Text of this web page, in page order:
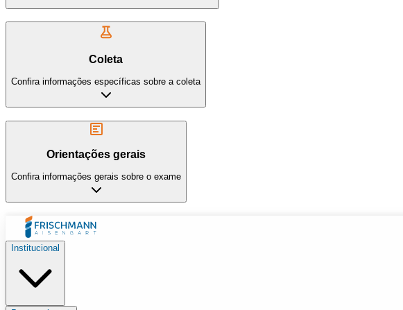
Coleta
Confira informações específicas sobre a coleta
Orientações gerais
Confira informações gerais sobre o exame
Institucional